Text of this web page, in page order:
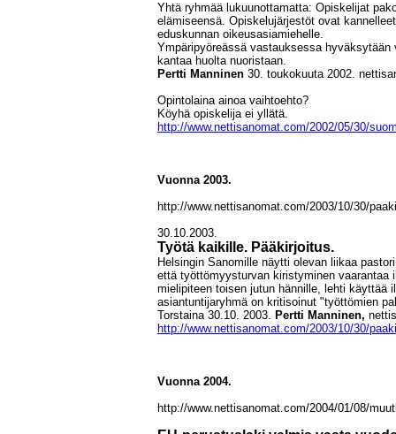
Yhtä ryhmää lukuunottamatta: Opiskelijat
elämiseensä. Opiskelujärjestöt ovat
eduskunnan oikeusasiamiehelle.
Ympäripyöreässä vastauksessa
kantaa huolta nuoristaan.
Pertti Manninen 30. toukokuuta 2002.
Opintolaina ainoa vaihtoehto?
Köyhä opiskelija ei yllätä.
http://www.nettisanomat.com/2002/05/30/
Vuonna 2003.
http://www.nettisanomat.com/2003/10/30/
30.10.2003.
Työtä kaikille. Pääkirjoitus.
Helsingin Sanomille näytti olevan liikaa
että työttömyysturvan kiristyminen vaarantaa
mielipiteen toisen jutun hännille, lehti käyttää
asiantuntijaryhmä on kritisoinut "työttömien
Torstaina 30.10. 2003. Pertti Manninen,
http://www.nettisanomat.com/2003/10/30/
Vuonna 2004.
http://www.nettisanomat.com/2004/01/08/